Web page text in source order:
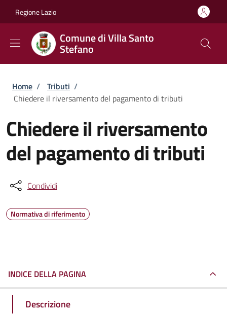
Regione Lazio
Comune di Villa Santo
Stefano
Briciole di pane
Home / Tributi /
Chiedere il riversamento del pagamento di tributi
Chiedere il riversamento
del pagamento di tributi
Condividi
Normativa di riferimento
INDICE DELLA PAGINA
Descrizione